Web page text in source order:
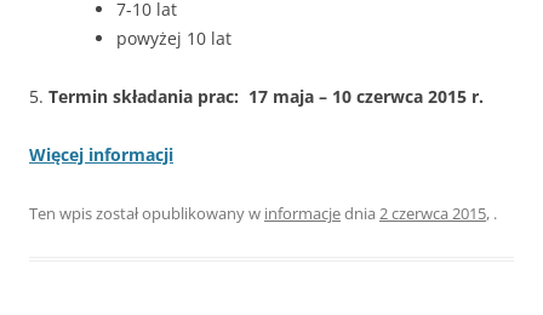
7-10 lat
powyżej 10 lat
5. Termin składania prac: 17 maja – 10 czerwca 2015 r.
Więcej informacji
Ten wpis został opublikowany w informacjednia 2 czerwca 2015, .